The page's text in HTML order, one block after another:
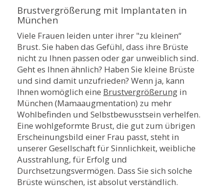
Brustvergrößerung mit Implantaten in
München
Viele Frauen leiden unter ihrer "zu kleinen“
Brust. Sie haben das Gefühl, dass ihre Brüste
nicht zu Ihnen passen oder gar unweiblich sind.
Geht es Ihnen ähnlich? Haben Sie kleine Brüste
und sind damit unzufrieden? Wenn ja, kann
Ihnen womöglich eine Brustvergrößerung in
München (Mamaaugmentation) zu mehr
Wohlbefinden und Selbstbewusstsein verhelfen.
Eine wohlgeformte Brust, die gut zum übrigen
Erscheinungsbild einer Frau passt, steht in
unserer Gesellschaft für Sinnlichkeit, weibliche
Ausstrahlung, für Erfolg und
Durchsetzungsvermögen. Dass Sie sich solche
Brüste wünschen, ist absolut verständlich.